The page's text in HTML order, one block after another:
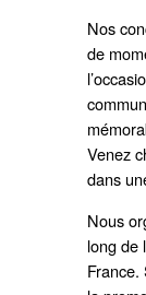
Nos
de
Venez
dans
Nous
long de
France.